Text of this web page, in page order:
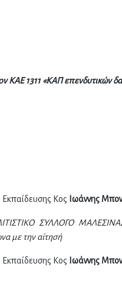
ΚΑΕ 1311 «ΚΑΠ επενδυτικών
Κος Ιωάννης
ΣΥΛΛΟΓΟ ΜΑΛΕΣΙΝΑΣ
με την αίτησή
Κος Ιωάννης